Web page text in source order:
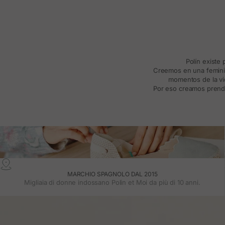
Polín existe
Creemos en una
momentos de la
Por eso creamos
MARCHIO SPAGNOLO DAL 2015
Migliaia di donne indossano Polin et Moi da più di 10 anni.